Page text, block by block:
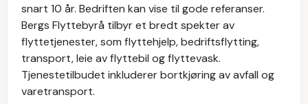
snart 10 år. Bedriften kan vise til gode referanser.
Bergs Flyttebyrå tilbyr et bredt spekter av
flyttetjenester, som flyttehjelp, bedriftsflytting,
transport, leie av flyttebil og flyttevask.
Tjenestetilbudet inkluderer bortkjøring av avfall og
varetransport.